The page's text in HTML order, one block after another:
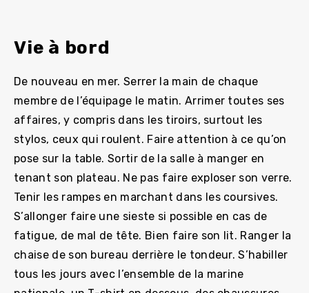
Vie à bord
De nouveau en mer. Serrer la main de chaque
membre de l’équipage le matin. Arrimer toutes ses
affaires, y compris dans les tiroirs, surtout les
stylos, ceux qui roulent. Faire attention à ce qu’on
pose sur la table. Sortir de la salle à manger en
tenant son plateau. Ne pas faire exploser son verre.
Tenir les rampes en marchant dans les coursives.
S’allonger faire une sieste si possible en cas de
fatigue, de mal de tête. Bien faire son lit. Ranger la
chaise de son bureau derrière le tondeur. S’habiller
tous les jours avec l’ensemble de la marine